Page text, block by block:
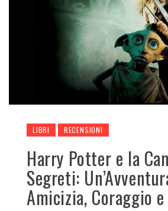
LIBRI RECENSIONI
Harry Potter e la
Segreti:
Amicizia, Coraggio